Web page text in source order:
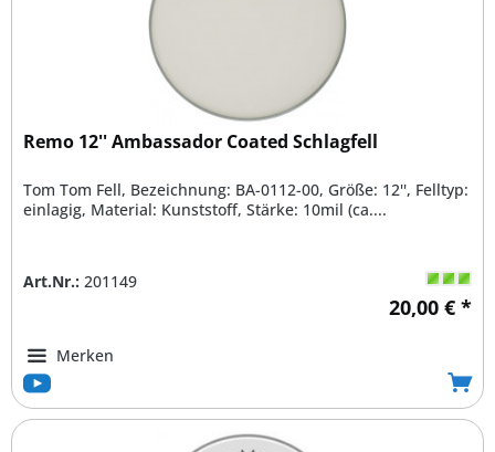
Remo 12'' Ambassador Coated Schlagfell
Tom Tom Fell, Bezeichnung: BA-0112-00, Größe: 12'', Felltyp:
einlagig, Material: Kunststoff, Stärke: 10mil (ca....
Art.Nr.: 201149
20,00 € *
Merken